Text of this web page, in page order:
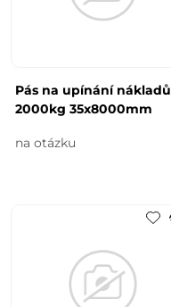
Pás na upínání nákladů
2000kg 35x8000mm
na otázku